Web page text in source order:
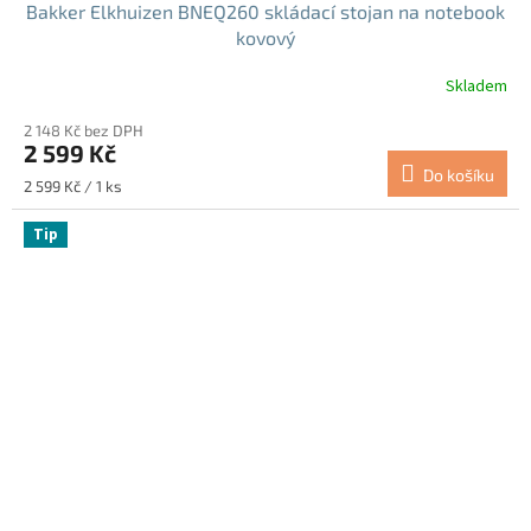
Bakker Elkhuizen BNEQ260 skládací stojan na notebook
kovový
Skladem
2 148 Kč bez DPH
2 599 Kč
Měrná
cena:
2 599 Kč / 1 ks
Do košíku
Tip